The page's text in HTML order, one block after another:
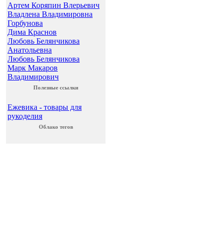
Артем Коряпин Влерьевич
Владлена Владимировна
Горбунова
Дима Краснов
Любовь Белянчикова
Анатольевна
Любовь Белянчикова
Марк Макаров
Владимирович
Полезные ссылки
Ежевика - товары для
рукоделия
Облако тегов